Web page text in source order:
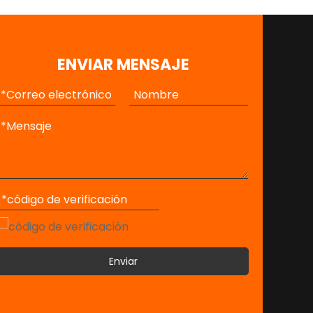
ENVIAR MENSAJE
Enviar